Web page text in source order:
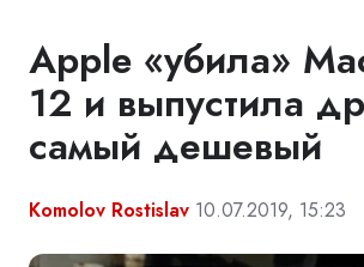
Apple «убила»
12 и выпустила
самый дешевый
Komolov Rostislav 10.07.2019, 15:23